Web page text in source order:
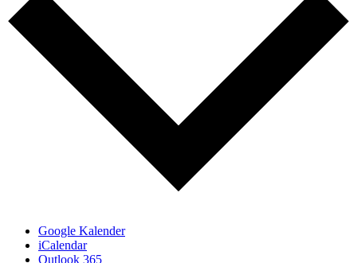
Google Kalender
iCalendar
Outlook 365